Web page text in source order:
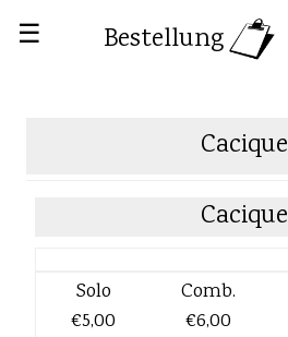
☰ Bestellung
Cacique
Cacique
Solo
€5,00
Comb.
€6,00